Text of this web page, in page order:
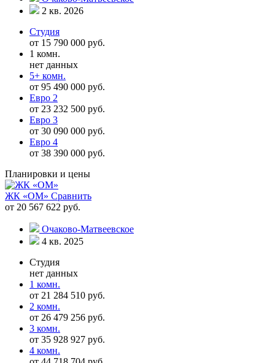
2 кв. 2026
Студия
от 15 790 000 руб.
1 комн.
нет данных
5+ комн.
от 95 490 000 руб.
Евро 2
от 23 232 500 руб.
Евро 3
от 30 090 000 руб.
Евро 4
от 38 390 000 руб.
Планировки и цены
ЖК «ОМ» Сравнить
от 20 567 622 руб.
Очаково-Матвеевское
4 кв. 2025
Студия
нет данных
1 комн.
от 21 284 510 руб.
2 комн.
от 26 479 256 руб.
3 комн.
от 35 928 927 руб.
4 комн.